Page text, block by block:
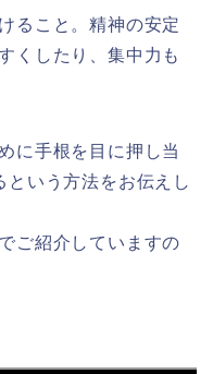
ること。精神の安定
くしたり、 集中力も
に手根を目に押し当
という方法をお伝えし
ご紹介していますの